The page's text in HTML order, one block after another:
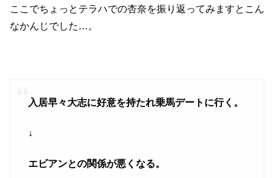
ここでちょっとテラハでの杏奈を振り返ってみますとこん
なかんじでした…。
入居早々大志に好意を持たれ乗馬デートに行く。
↓
エビアンとの関係が悪くなる。